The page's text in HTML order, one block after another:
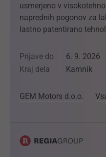
usmerjeno v
naprednih pogonov za
lastno patentirano
Prijave do 6. 9. 2026
Kraj dela Kamnik
GEM Motors d.o.o.